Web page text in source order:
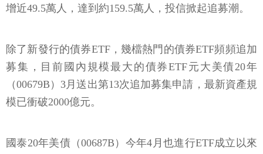
增近49.5萬人，達到約159.5萬人，投信掀起追募潮。
除了新發行的債券ETF，幾檔熱門的債券ETF頻頻追加
募集，目前國內規模最大的債券ETF元大美債20年
（00679B）3月送出第13次追加募集申請，最新資產規
模已衝破2000億元。
國泰20年美債（00687B）今年4月也進行ETF成立以來